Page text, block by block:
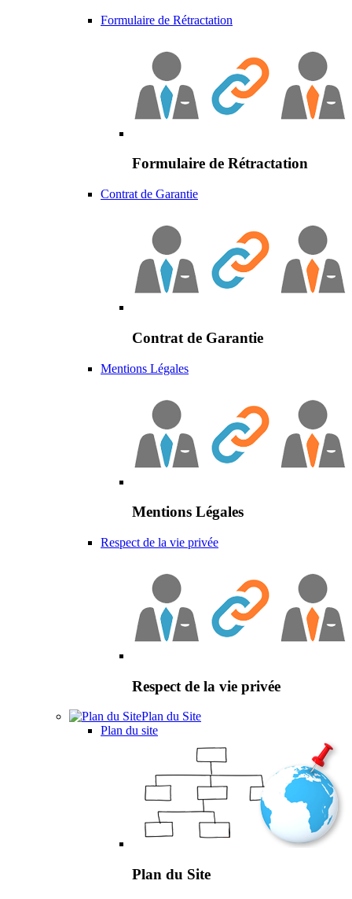
Formulaire de Rétractation
Formulaire de Rétractation
Contrat de Garantie
Contrat de Garantie
Mentions Légales
Mentions Légales
Respect de la vie privée
Respect de la vie privée
Plan du Site
Plan du site
Plan du Site